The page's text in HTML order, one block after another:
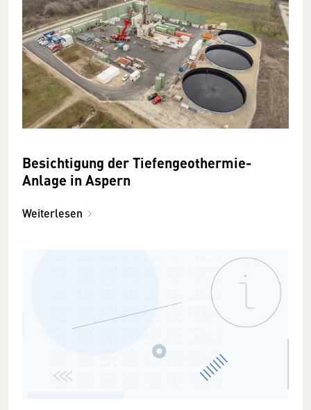
Besichtigung der Tiefengeothermie-
Anlage in Aspern
Weiterlesen